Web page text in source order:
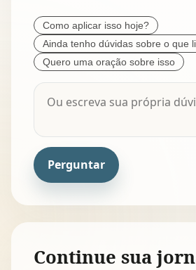
Como aplicar isso hoje?
Ainda tenho dúvidas sobre o que li
Quero uma oração sobre isso
Perguntar
Continue sua